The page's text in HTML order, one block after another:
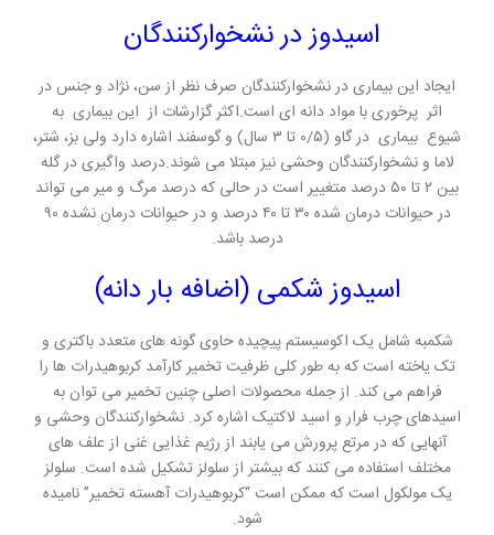
اسیدوز در نشخوارکنندگان
ایجاد این بیماری در نشخوارکنندگان صرف نظر از سن، نژاد و جنس در
اثر پرخوری با مواد دانه ای است.اکثر گزارشات از این بیماری به
شیوع بیماری در گاو (۰/۵ تا ۳ سال) و گوسفند اشاره دارد ولی بز، شتر،
لاما و نشخوارکنندگان وحشی نیز مبتلا می شوند.درصد واگیری در گله
بین ۲ تا ۵۰ درصد متغییر است در حالی که درصد مرگ و میر می تواند
در حیوانات درمان شده ۳۰ تا ۴۰ درصد و در حیوانات درمان نشده ۹۰
درصد باشد.
اسیدوز شکمی (اضافه بار دانه)
شکمبه شامل یک اکوسیستم پیچیده حاوی گونه های متعدد باکتری و
تک یاخته است که به طور کلی ظرفیت تخمیر کارآمد کربوهیدرات ها را
فراهم می کند. از جمله محصولات اصلی چنین تخمیر می توان به
اسیدهای چرب فرار و اسید لاکتیک اشاره کرد. نشخوارکنندگان وحشی و
آنهایی که در مرتع پرورش می یابند از رژیم غذایی غنی از علف های
مختلف استفاده می کنند که بیشتر از سلولز تشکیل شده است. سلولز
یک مولکول است که ممکن است “کربوهیدرات آهسته تخمیر” نامیده
شود.